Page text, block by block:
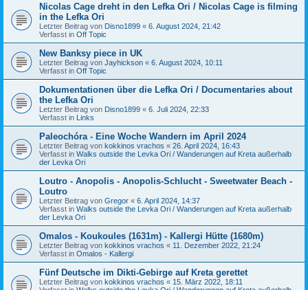
Nicolas Cage dreht in den Lefka Ori / Nicolas Cage is filming
in the Lefka Ori
Letzter Beitrag von Disno1899 « 6. August 2024, 21:42
Verfasst in Off Topic
New Banksy piece in UK
Letzter Beitrag von Jayhickson « 6. August 2024, 10:11
Verfasst in Off Topic
Dokumentationen über die Lefka Ori / Documentaries about
the Lefka Ori
Letzter Beitrag von Disno1899 « 6. Juli 2024, 22:33
Verfasst in Links
Paleochóra - Eine Woche Wandern im April 2024
Letzter Beitrag von kokkinos vrachos « 26. April 2024, 16:43
Verfasst in Walks outside the Levka Ori / Wanderungen auf Kreta außerhalb
der Levka Ori
Loutro - Anopolis - Anopolis-Schlucht - Sweetwater Beach -
Loutro
Letzter Beitrag von Gregor « 6. April 2024, 14:37
Verfasst in Walks outside the Levka Ori / Wanderungen auf Kreta außerhalb
der Levka Ori
Omalos - Koukoules (1631m) - Kallergi Hütte (1680m)
Letzter Beitrag von kokkinos vrachos « 11. Dezember 2022, 21:24
Verfasst in Omalos - Kallergi
Fünf Deutsche im Dikti-Gebirge auf Kreta gerettet
Letzter Beitrag von kokkinos vrachos « 15. März 2022, 18:11